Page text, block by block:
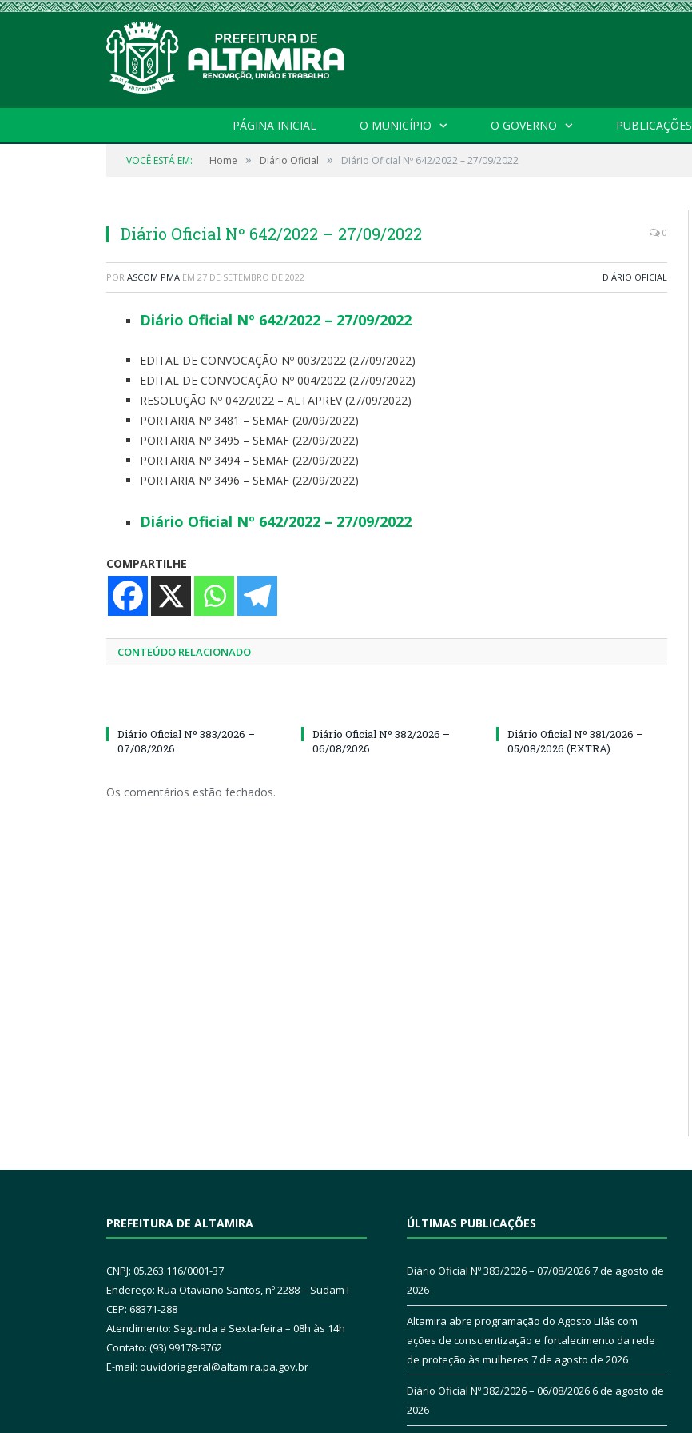
PÁGINA INICIAL O MUNICÍPIO O GOVERNO PUBLICAÇÕES
VOCÊ ESTÁ EM: Home » Diário Oficial » Diário Oficial Nº 642/2022 – 27/09/2022
Diário Oficial Nº 642/2022 – 27/09/2022 0
POR ASCOM PMA EM 27 DE SETEMBRO DE 2022 DIÁRIO OFICIAL
Diário Oficial Nº 642/2022 – 27/09/2022
EDITAL DE CONVOCAÇÃO Nº 003/2022 (27/09/2022)
EDITAL DE CONVOCAÇÃO Nº 004/2022 (27/09/2022)
RESOLUÇÃO Nº 042/2022 – ALTAPREV (27/09/2022)
PORTARIA Nº 3481 – SEMAF (20/09/2022)
PORTARIA Nº 3495 – SEMAF (22/09/2022)
PORTARIA Nº 3494 – SEMAF (22/09/2022)
PORTARIA Nº 3496 – SEMAF (22/09/2022)
Diário Oficial Nº 642/2022 – 27/09/2022
COMPARTILHE
CONTEÚDO RELACIONADO
Diário Oficial Nº 383/2026 –
07/08/2026
Diário Oficial Nº 382/2026 –
06/08/2026
Diário Oficial Nº 381/2026 –
05/08/2026 (EXTRA)
Os comentários estão fechados.
PREFEITURA DE ALTAMIRA
CNPJ: 05.263.116/0001-37
Endereço: Rua Otaviano Santos, nº 2288 – Sudam I
CEP: 68371-288
Atendimento: Segunda a Sexta-feira – 08h às 14h
Contato: (93) 99178-9762
E-mail: ouvidoriageral@altamira.pa.gov.br
ÚLTIMAS PUBLICAÇÕES
Diário Oficial Nº 383/2026 – 07/08/20267 de agosto de
2026
Altamira abre programação do Agosto Lilás com
ações de conscientização e fortalecimento da rede
de proteção às mulheres 7 de agosto de 2026
Diário Oficial Nº 382/2026 – 06/08/20266 de agosto de
2026